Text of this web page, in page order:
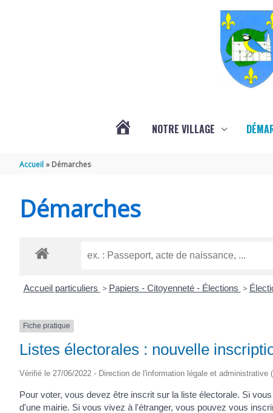
NOTRE VILLAGE
Accueil Démarches
Démarches
Accueil particuliers > Papiers - Citoyenneté - Élections >
Fiche pratique
Listes électorales : nouvelle
Vérifié le 27/06/2022 - Direction de l'information légale et
Pour voter, vous devez être inscrit sur la liste électorale. Si
d'une mairie. Si vous vivez à l'étranger, vous pouvez vous